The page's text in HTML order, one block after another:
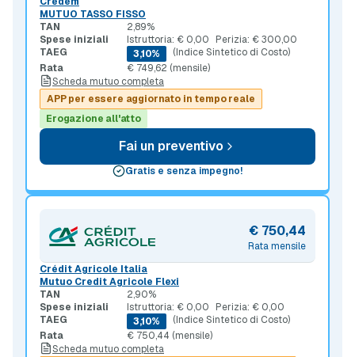
MUTUO TASSO FISSO
TAN
2,89%
Spese iniziali
Istruttoria: € 0,00
Perizia: € 300,00
TAEG
3,10%
(Indice Sintetico di Costo)
Rata
€ 749,62 (mensile)
Scheda mutuo completa
APP per essere aggiornato in tempo reale
Erogazione all'atto
Fai un preventivo
Gratis e senza impegno!
Rata mensile
€ 750,44
Crédit Agricole Italia
Mutuo Credit Agricole Flexi
TAN
2,90%
Spese iniziali
Istruttoria: € 0,00
Perizia: € 0,00
TAEG
3,10%
(Indice Sintetico di Costo)
Rata
€ 750,44 (mensile)
Scheda mutuo completa